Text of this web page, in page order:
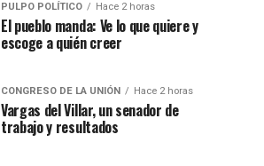
PULPO POLÍTICO Hace 2 horas
El pueblo manda: Ve lo que quiere y
escoge a quién creer
CONGRESO DE LA UNIÓN Hace 2 horas
Vargas del Villar, un senador de
trabajo y resultados